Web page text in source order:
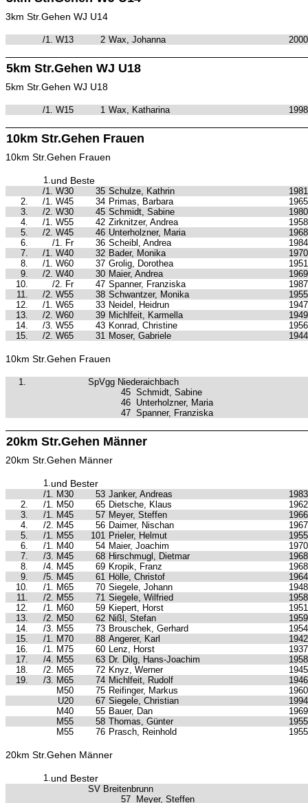
3km Str.Gehen WJ U14
/1. W13 2 Wax, Johanna 2000
5km Str.Gehen WJ U18
5km Str.Gehen WJ U18
/1. W15 1 Wax, Katharina 1998
10km Str.Gehen Frauen
10km Str.Gehen Frauen
1.und Beste
/1. W30 35 Schulze, Kathrin
1981
2.
/1. W45 34 Primas, Barbara
1965
3.
/2. W30 45 Schmidt, Sabine
1980
4.
/1. W55 42 Zirknitzer, Andrea
1958
5.
/2. W45 46 Unterholzner, Maria
1968
6.
/1. Fr 36 Scheibl, Andrea
1984
7.
/1. W40 32 Bader, Monika
1970
8.
/1. W60 37 Grolig, Dorothea
1951
9.
/2. W40 30 Maier, Andrea
1969
10.
/2. Fr 47 Spanner, Franziska
1987
11.
/2. W55 38 Schwantzer, Monika
1955
12.
/1. W65 33 Neidel, Heidrun
1947
13.
/2. W60 39 Michlfeit, Karmella
1949
14.
/3. W55 43 Konrad, Christine
1956
15.
/2. W65 31 Moser, Gabriele 1944
10km Str.Gehen Frauen
1.
SpVgg Niederaichbach
45 Schmidt, Sabine
46 Unterholzner, Maria
47 Spanner, Franziska
20km Str.Gehen Männer
20km Str.Gehen Männer
1.und Bester
/1. M30 53 Janker, Andreas
1983
2.
/1. M50 65 Dietsche, Klaus
1962
3.
/1. M45 57 Meyer, Steffen
1966
4.
/2. M45 56 Daimer, Nischan
1967
5.
/1. M55 101 Prieler, Helmut
1955
6.
/1. M40 54 Maier, Joachim
1970
7.
/3. M45 68 Hirschmugl, Dietmar
1968
8.
/4. M45 69 Kropik, Franz
1968
9.
/5. M45 61 Hölle, Christof
1964
10.
/1. M65 70 Siegele, Johann
1948
11.
/2. M55 71 Siegele, Wilfried
1958
12.
/1. M60 59 Kiepert, Horst
1951
13.
/2. M50 62 Nißl, Stefan
1959
14.
/3. M55 73 Brouschek, Gerhard
1954
15.
/1. M70 88 Angerer, Karl
1942
16.
/1. M75 60 Lenz, Horst
1937
17.
/4. M55 63 Dr. Dilg, Hans-Joachim
1958
18.
/2. M65 72 Knyz, Werner
1945
19.
/3. M65 74 Michlfeit, Rudolf
1946
M50
75 Reifinger, Markus
1960
U20
67 Siegele, Christian
1994
M40
55 Bauer, Dan
1969
M55
58 Thomas, Günter
1955
M55
76 Prasch, Reinhold 1955
20km Str.Gehen Männer
1.und Bester
SV Breitenbrunn
57
Meyer, Steffen